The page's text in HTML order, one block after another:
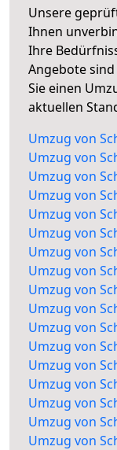
Unsere
Ihnen
Ihre
Angebote
Sie einen
aktuellen
Umzug von
Umzug von
Umzug von
Umzug von
Umzug von
Umzug von
Umzug von
Umzug von
Umzug von
Umzug von
Umzug von
Umzug von
Umzug von
Umzug von
Umzug von
Umzug von
Umzug von